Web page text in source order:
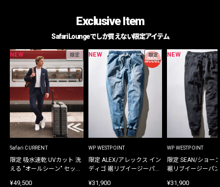
Exclusive Item
Safari Loungeでしか買えない限定アイテム
NEW 限定
Safari CURRENT
限定 吸水速乾 UVカット 洗
える "オールシーン" セット
¥49,500
NEW 限定
WP WESTPOINT
限定 ALEX/アレックス イン
ディゴ 裾リブイージーパン
¥31,900
NEW
WP WESTPOINT
限定 SEAN/ショー
裾リブイージーパ
¥31,900